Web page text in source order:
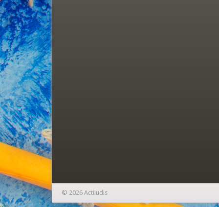
© 2026 Actiludis